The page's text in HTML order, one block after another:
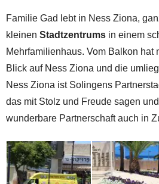
Familie Gad lebt in Ness Ziona,
kleinen Stadtzentrums in einem
Mehrfamilienhaus. Vom Balkon hat
Blick auf Ness Ziona und die
Ness Ziona ist Solingens
das mit Stolz und Freude sagen
wunderbare Partnerschaft auch in